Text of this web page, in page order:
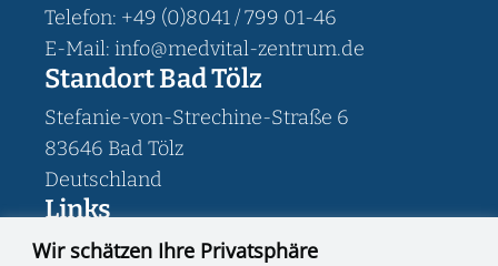
Wir schätzen Ihre Privatsphäre
Telefon: +49 (0)8041 / 799 01-46
E-Mail: info@medvital-zentrum.de
Standort Bad Tölz
Stefanie-von-Strechine-Straße 6
83646 Bad Tölz
Deutschland
Links
Impressum